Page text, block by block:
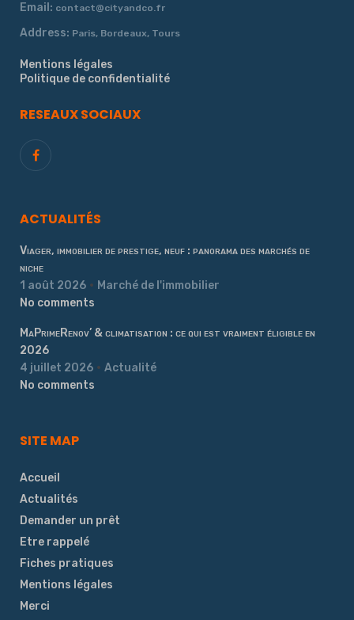
Email: contact@cityandco.fr
Address: Paris, Bordeaux, Tours
Mentions légales
Politique de confidentialité
RESEAUX SOCIAUX
ACTUALITÉS
Viager, immobilier de prestige, neuf : panorama des marchés de
niche
1 août 2026
Marché de l'immobilier
No comments
MaPrimeRenov’ & climatisation : ce qui est vraiment éligible en
2026
4 juillet 2026
Actualité
No comments
SITE MAP
Accueil
Actualités
Demander un prêt
Etre rappelé
Fiches pratiques
Mentions légales
Merci